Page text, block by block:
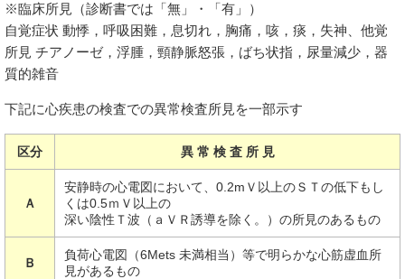
※臨床所見（診断書では「無」・「有」）
自覚症状 動悸，呼吸困難，息切れ，胸痛，咳，痰，失神、他覚
所見 チアノーゼ，浮腫，頸静脈怒張，ばち状指，尿量減少，器
質的雑音
下記に心疾患の検査での異常検査所見を一部示す
区分 異 常 検 査 所 見
Ａ
安静時の心電図において、0.2mＶ以上のＳＴの低下もし
くは0.5ｍＶ以上の
深い陰性Ｔ波（ａＶＲ誘導を除く。）の所見のあるもの
Ｂ
負荷心電図（6Mets 未満相当）等で明らかな心筋虚血所
見があるもの